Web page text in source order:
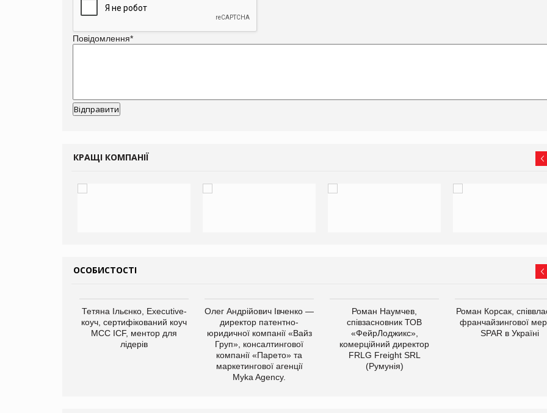
Повідомлення*
КРАЩІ КОМПАНІЇ
ОСОБИСТОСТІ
Тетяна Ільєнко, Executive-
коуч, сертифікований коуч
МСС ICF, ментор для
лідерів
Олег Андрійович Івченко —
директор патентно-
юридичної компанії «Вайз
Груп», консалтингової
компанії «Парето» та
маркетингової агенції
Myka Agency.
Роман Наумчев,
співзасновник ТОВ
«ФейрЛоджикс»,
комерційний директор
FRLG Freight SRL
(Румунія)
Роман Корсак,
франчайзингової
SPAR в Україні